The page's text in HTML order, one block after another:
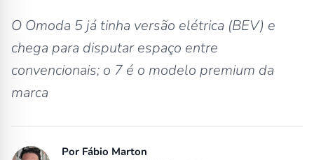
O Omoda 5 já tinha versão elétrica (BEV) e
chega para disputar espaço entre
convencionais; o 7 é o modelo premium da
marca
Por Fábio Marton